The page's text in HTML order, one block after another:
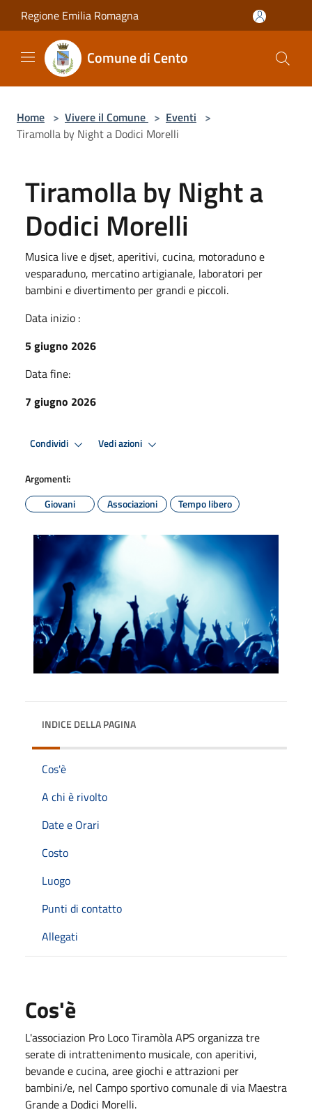
Salta al contenuto principale
Regione Emilia Romagna
Comune di Cento
Home > Vivere il Comune > Eventi >
Tiramolla by Night a Dodici Morelli
Tiramolla by Night a
Dodici Morelli
Musica live e djset, aperitivi, cucina, motoraduno e
vesparaduno, mercatino artigianale, laboratori per
bambini e divertimento per grandi e piccoli.
Data inizio :
5 giugno 2026
Data fine:
7 giugno 2026
Condividi Vedi azioni
Argomenti:
Giovani
Associazioni Tempo libero
INDICE DELLA PAGINA
Cos'è
A chi è rivolto
Date e Orari
Costo
Luogo
Punti di contatto
Allegati
Cos'è
L'associazion Pro Loco Tiramòla APS organizza tre
serate di intrattenimento musicale, con aperitivi,
bevande e cucina, aree giochi e attrazioni per
bambini/e, nel Campo sportivo comunale di via Maestra
Grande a Dodici Morelli.